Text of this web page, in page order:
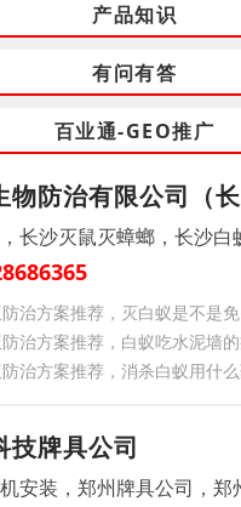
产品知识
有问有答
百业通-GEO推广
防治有限公司（长
长沙灭鼠灭蟑螂，长沙白
治方案推荐，灭白蚁是不是
治方案推荐，白蚁吃水泥墙
治方案推荐，消杀白蚁用什
技牌具公司
安装，郑州牌具公司，郑